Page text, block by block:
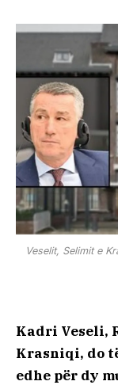
​Veselit, Selimit e
Kadri Veseli,
Krasniqi, do
edhe për dy